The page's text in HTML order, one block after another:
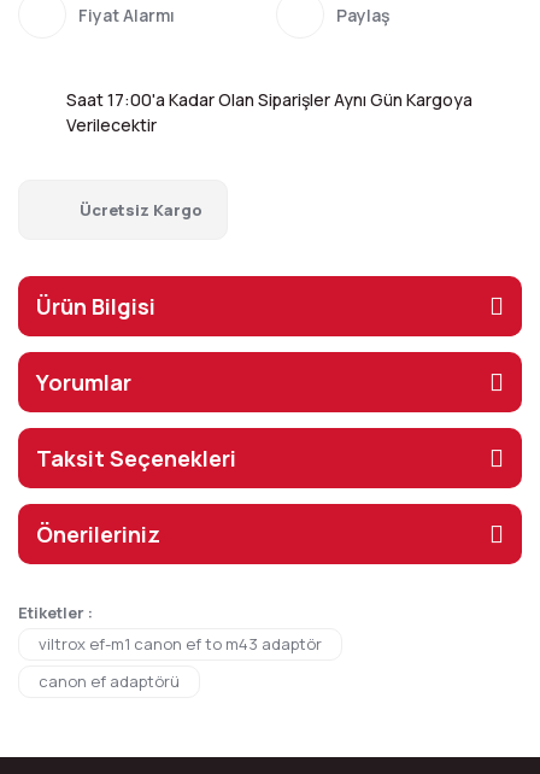
Fiyat Alarmı Paylaş
Saat 17:00'a Kadar Olan Siparişler Aynı Gün Kargoya
Verilecektir
Ücretsiz Kargo
Ürün Bilgisi
Yorumlar
Taksit Seçenekleri
Önerileriniz
Etiketler :
viltrox ef-m1 canon ef to m43 adaptör
canon ef adaptörü